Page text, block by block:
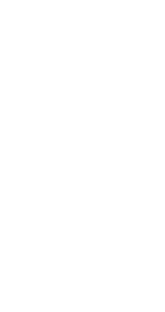
Découvrez
Fabriqué
durabilité
votre
vous
confort
poches
vos
démarche
épaule
-